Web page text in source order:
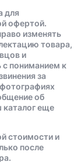
для
офертой.
изменять
товара,
и
с пониманием к
за
об
еще
стоимости и
после